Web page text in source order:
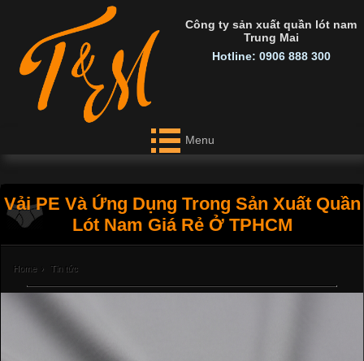
Công ty sản xuất quần lót nam
Trung Mai
Hotline: 0906 888 300
Menu
Vải PE Và Ứng Dụng Trong Sản Xuất Quần
Lót Nam Giá Rẻ Ở TPHCM
Home › Tin tức